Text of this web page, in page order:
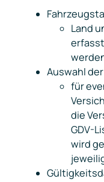
Land
Auswahl
für
die
GDV-
wird